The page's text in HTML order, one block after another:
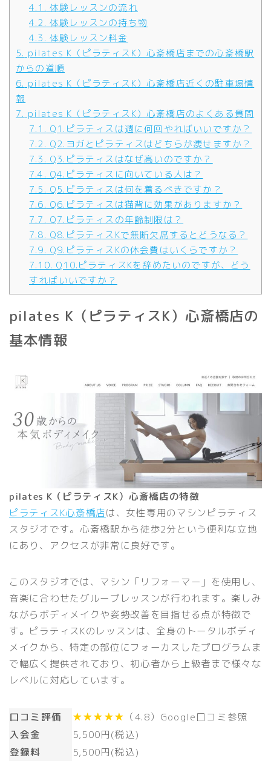
4.1. 体験レッスンの流れ
4.2. 体験レッスンの持ち物
4.3. 体験レッスン料金
5. pilates K（ピラティスK）心斎橋店までの心斎橋駅
からの道順
6. pilates K（ピラティスK）心斎橋店近くの駐車場情
報
7. pilates K（ピラティスK）心斎橋店のよくある質問
7.1. Q1.ピラティスは週に何回やればいいですか？
7.2. Q2.ヨガとピラティスはどちらが痩せますか？
7.3. Q3.ピラティスはなぜ高いのですか？
7.4. Q4.ピラティスに向いている人は？
7.5. Q5.ピラティスは何を着るべきですか？
7.6. Q6.ピラティスは猫背に効果がありますか？
7.7. Q7.ピラティスの年齢制限は？
7.8. Q8.ピラティスKで無断欠席するとどうなる？
7.9. Q9.ピラティスKの休会費はいくらですか？
7.10. Q10.ピラティスKを辞めたいのですが、どう
すればいいですか？
pilates K（ピラティスK）心斎橋店の
基本情報
pilates K（ピラティスK）心斎橋店の特徴
ピラティスK心斎橋店は、女性専用のマシンピラティス
スタジオです。心斎橋駅から徒歩2分という便利な立地
にあり、アクセスが非常に良好です。
このスタジオでは、マシン「リフォーマー」を使用し、
音楽に合わせたグループレッスンが行われます。楽しみ
ながらボディメイクや姿勢改善を目指せる点が特徴で
す。ピラティスKのレッスンは、全身のトータルボディ
メイクから、特定の部位にフォーカスしたプログラムま
で幅広く提供されており、初心者から上級者まで様々な
レベルに対応しています。
口コミ評価 ★★★★★ （4.8）Google口コミ参照
入会金
5,500円(税込)
登録料
5,500円(税込)